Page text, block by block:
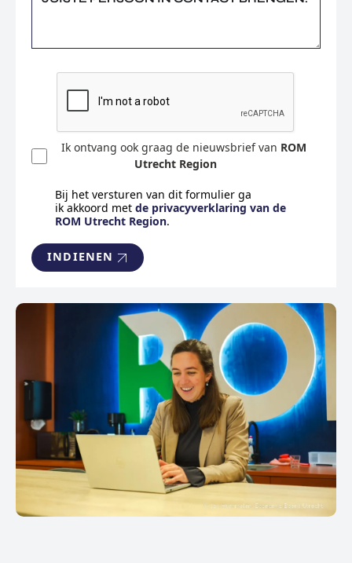
Ik ontvang ook graag de nieuwsbrief van ROM
Utrecht Region
Bij het versturen van dit formulier ga
ik akkoord met de privacyverklaring van de
ROM Utrecht Region.
INDIENEN